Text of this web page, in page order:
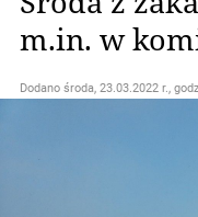
m.in. w
Dodano środa, 23.03.2022 r.,